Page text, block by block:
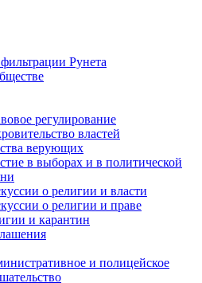
Рунета
регулирование
властей
верующих
в выборах и в политической
о религии и власти
о религии и праве
и карантин
и полицейское